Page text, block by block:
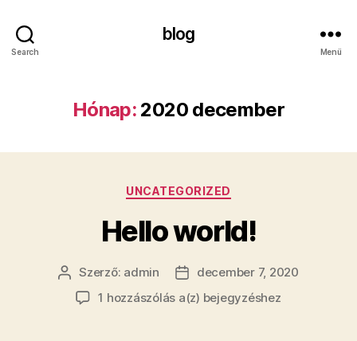
Search
blog
Menü
Hónap: 2020 december
Kategóriák
UNCATEGORIZED
Hello world!
Bejegyzés
szerzője
Szerző: admin
Bejegyzés
dátuma
december 7, 2020
1 hozzászólás a(z)Hello
bejegyzéshez